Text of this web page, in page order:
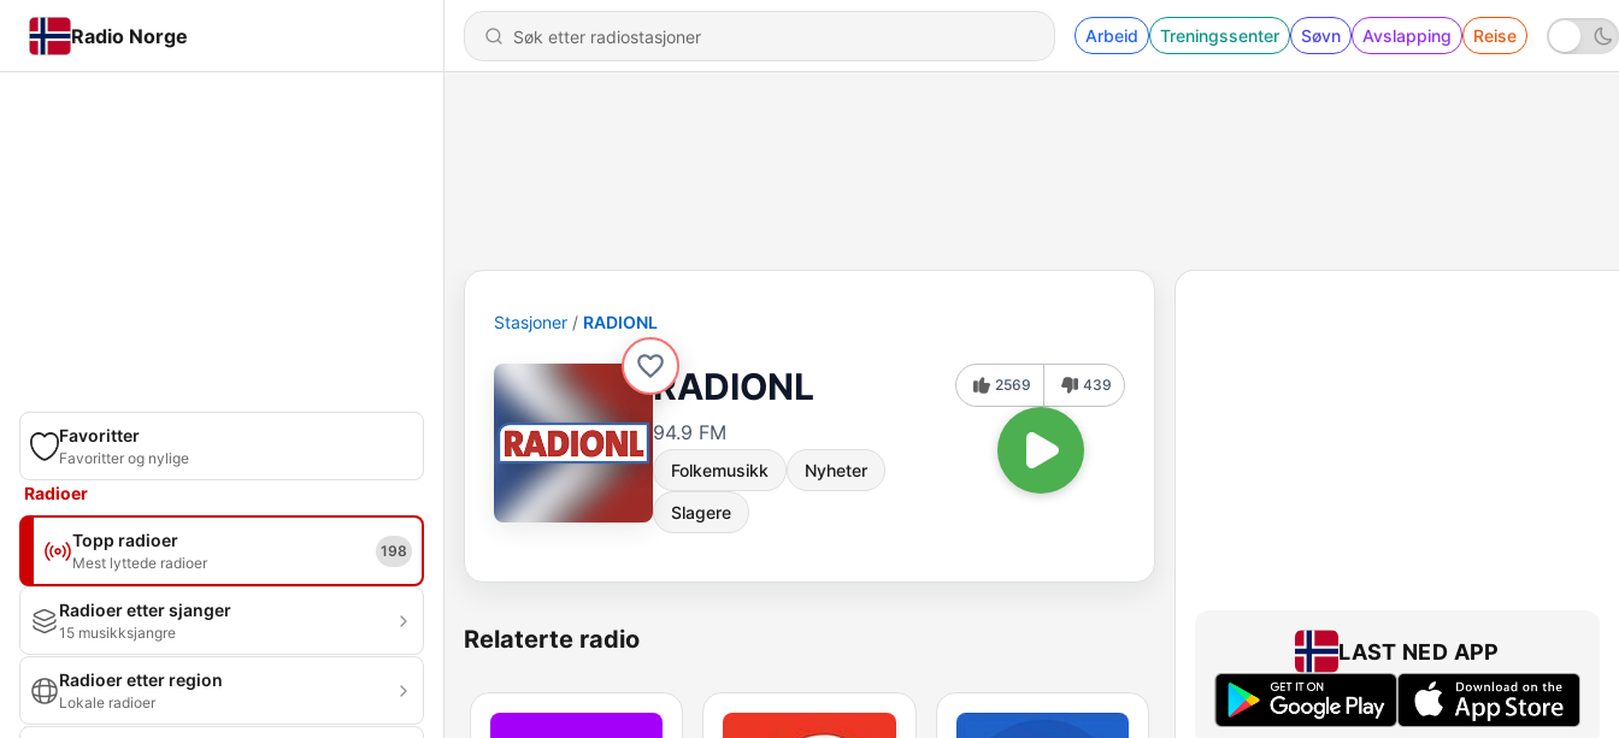
Radio Norge Arbeid Treningssenter Søvn Avslapping Reise
Favoritter
Favoritter og nylige
Radioer
Topp radioer
Mest lyttede radioer
198
Radioer etter sjanger
15 musikksjangre
Radioer etter region
Lokale radioer
Stasjoner RADIONL
RADIONL
94.9 FM
Folkemusikk Nyheter
Slagere
2569 439
Relaterte radio LAST NED APP